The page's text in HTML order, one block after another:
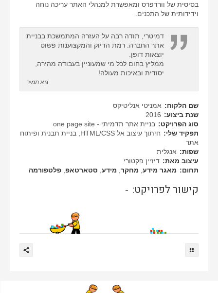
בסיסית של וורדפרס ומאפשרת למנהלי האתר עריכה נוחה
וידידותית של התכנים.
דמיטרי, תודה רבה על העזרה המתמשכת בבניית
אתר החברה. רמת הדיוק והמקצוענות פשוט
יוצאות דופן.
ממליץ בחום לכל מי שמעוניין בעבודה מהירה,
יסודית ובאיכות מעולה!
גיא תמיר
שם הלקוח: אמניטי אנליטיקס
שנת ביצוע:
סוג הפרויקט: בניית אתר תדמיתי - one page site
תפקיד שלי:
חיתוך עיצוב אל HTML/CSS, בניית תבנית ופיתוח
אתר
שפות: אנגלית
עיצוב מאת: דיזיין פקטורי
תחום: מאגר מידע, מחקר, מידע, סטארטאפ, פלטפורמה
קישור לפרויקט: -